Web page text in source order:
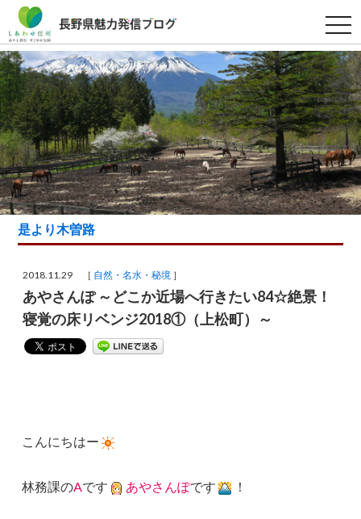
t
o
g
g
l
e
n
a
v
i
g
a
t
i
o
n
是より木曽路
2018.11.29 ［ 自然・名水・秘境 ］
あやさんぽ ～どこか近場へ行きたい84☆絶景！
寝覚の床リベンジ2018①（上松町）～
こんにちはー
林務課のAです あやさんぽです ！